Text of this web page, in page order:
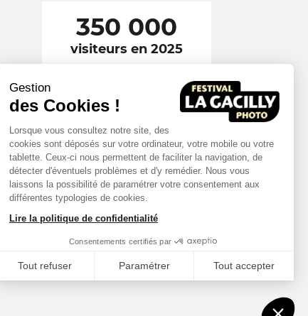
Gestion
des Cookies !
Lorsque vous consultez notre site, des
cookies sont déposés sur votre ordinateur, votre mobile ou votre
tablette. Ceux-ci nous permettent de faciliter la navigation, de
détecter d'éventuels problèmes et d'y remédier. Nous vous
laissons la possibilité de paramétrer votre consentement aux
différentes typologies de cookies.
Lire la politique de confidentialité
Consentements certifiés par
Tout refuser Paramétrer
Tout accepter
350 000
visiteurs en 2025